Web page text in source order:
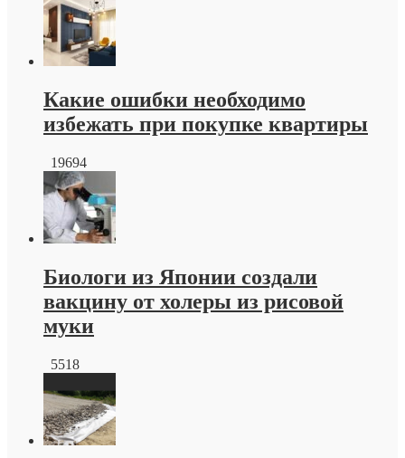
Какие ошибки необходимо
избежать при покупке квартиры
19694
Биологи из Японии создали
вакцину от холеры из рисовой
муки
5518